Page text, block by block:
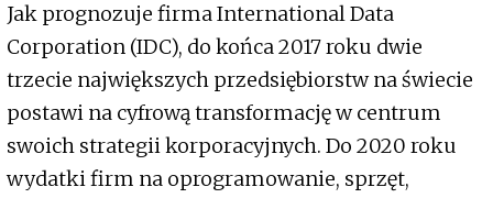
Jak prognozuje firma International Data
Corporation (IDC), do końca 2017 roku dwie
trzecie największych przedsiębiorstw na świecie
postawi na cyfrową transformację w centrum
swoich strategii korporacyjnych. Do 2020 roku
wydatki firm na oprogramowanie, sprzęt,